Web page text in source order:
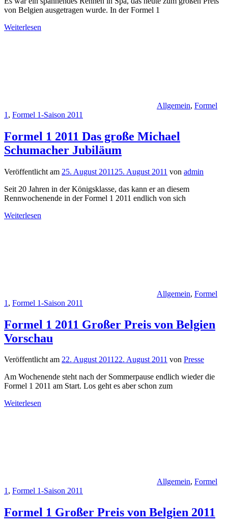
von Belgien ausgetragen wurde. In der Formel 1
Weiterlesen
Allgemein, Formel
1 , Formel 1-Saison 2011
Formel 1 2011 Das große Michael
Schumacher Jubiläum
Veröffentlicht am 25. August 2011 25. August 2011 von admin
Seit 20 Jahren in der Königsklasse, das kann er an diesem
Rennwochenende in der Formel 1 2011 endlich von sich
Weiterlesen
Allgemein, Formel
1 , Formel 1-Saison 2011
Formel 1 2011 Großer Preis von Belgien
Vorschau
Veröffentlicht am 22. August 201122. August 2011 von Presse
Am Wochenende steht nach der Sommerpause endlich wieder die
Formel 1 2011 am Start. Los geht es aber schon zum
Weiterlesen
Allgemein, Formel
1, Formel 1-Saison 2011
Formel 1 Großer Preis von Belgien 2011